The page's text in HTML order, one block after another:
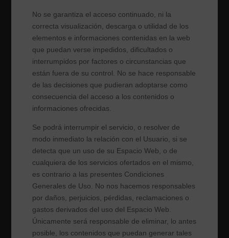
No se garantiza el acceso continuado, ni la
correcta visualización, descarga o utilidad de los
elementos e informaciones contenidas en la web
que puedan verse impedidos, dificultados o
interrumpidos por factores o circunstancias que
están fuera de su control. No se hace responsable
de las decisiones que pudieran adoptarse como
consecuencia del acceso a los contenidos o
informaciones ofrecidas.
Se podrá interrumpir el servicio, o resolver de
modo inmediato la relación con el Usuario, si se
detecta que un uso de su Espacio Web, o de
cualquiera de los servicios ofertados en el mismo,
es contrario a las presentes Condiciones
Generales de Uso. No nos hacemos responsables
por daños, perjuicios, pérdidas, reclamaciones o
gastos derivados del uso del Espacio Web.
Únicamente será responsable de eliminar, lo antes
posible, los contenidos que puedan generar tales